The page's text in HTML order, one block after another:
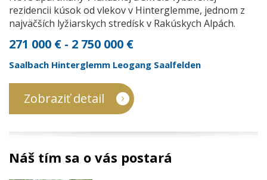
rezidencii kúsok od vlekov v Hinterglemme, jednom z
najväčších lyžiarskych stredísk v Rakúskych Alpách.
271 000 € - 2 750 000 €
Saalbach Hinterglemm Leogang Saalfelden
Zobraziť detail
Náš tím sa o vás postará